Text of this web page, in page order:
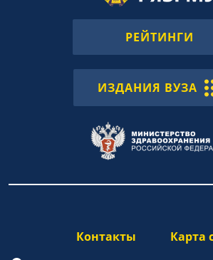
РЕЙТИНГИ
ИЗДАНИЯ ВУЗА
Контакты Карта